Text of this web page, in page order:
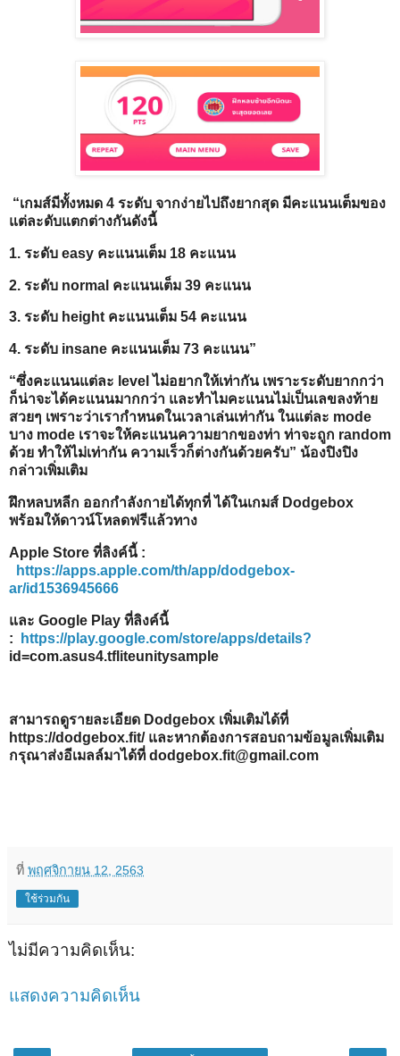
“เกมส์มีทั้งหมด 4 ระดับ จากง่ายไปถึงยากสุด มีคะแนนเต็มของ
แต่ละดับแตกต่างกันดังนี้
1. ระดับ easy คะแนนเต็ม 18 คะแนน
2. ระดับ normal คะแนนเต็ม 39 คะแนน
3. ระดับ height คะแนนเต็ม 54 คะแนน
4. ระดับ insane คะแนนเต็ม 73 คะแนน”
“ซึ่งคะแนนแต่ละ level ไม่อยากให้เท่ากัน เพราะระดับยากกว่า
ก็น่าจะได้คะแนนมากกว่า และทำไมคะแนนไม่เป็นเลขลงท้าย
สวยๆ เพราะว่าเรากำหนดในเวลาเล่นเท่ากัน ในแต่ละ mode
บาง mode เราจะให้คะแนนความยากของท่า ท่าจะถูก random
ด้วย ทำให้ไม่เท่ากัน ความเร็วก็ต่างกันด้วยครับ” น้องปิงปิง
กล่าวเพิ่มเติม
ฝึกหลบหลีก ออกกำลังกายได้ทุกที่ ได้ในเกมส์ Dodgebox
พร้อมให้ดาวน์โหลดฟรีแล้วทาง
Apple Store ที่ลิงค์นี้ :
https://apps.apple.com/th/app/dodgebox-
ar/id1536945666
และ Google Play ที่ลิงค์นี้
:
https://play.google.com/store/apps/details?
id=com.asus4.tfliteunitysample
สามารถดูรายละเอียด Dodgebox เพิ่มเติมได้ที่
https://dodgebox.fit/ และหากต้องการสอบถามข้อมูลเพิ่มเติม
กรุณาส่งอีเมลล์มาได้ที่ dodgebox.fit@gmail.com
ที่ พฤศจิกายน 12, 2563
ใช้ร่วมกัน
ไม่มีความคิดเห็น:
แสดงความคิดเห็น